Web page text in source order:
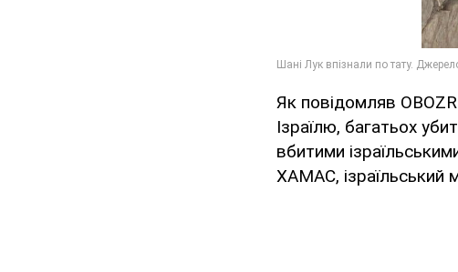
Як повідомляв
Ізраїлю, багатьох
вбитими
ХАМАС, ізраїльський